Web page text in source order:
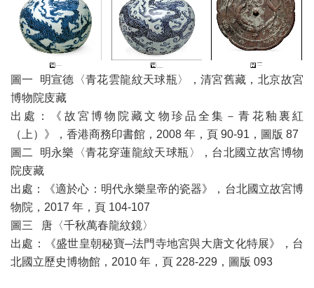
圖一 明宣德〈青花雲龍紋天球瓶〉，清宮舊藏，北京故宮
博物院庋藏
出處：《故宮博物院藏文物珍品全集－青花釉裏紅
（上）》，香港商務印書館，2008 年，頁 90-91，圖版 87
圖二 明永樂〈青花穿蓮龍紋天球瓶〉，台北國立故宮博物
院庋藏
出處：《適於心：明代永樂皇帝的瓷器》，台北國立故宮博
物院，2017 年，頁 104-107
圖三 唐〈千秋萬春龍紋鏡〉
出處：《盛世皇朝秘寶─法門寺地宮與大唐文化特展》，台
北國立歷史博物館，2010 年，頁 228-229，圖版 093